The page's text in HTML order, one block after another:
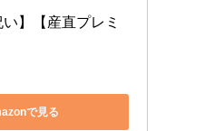
】【産直プレミ
で見る